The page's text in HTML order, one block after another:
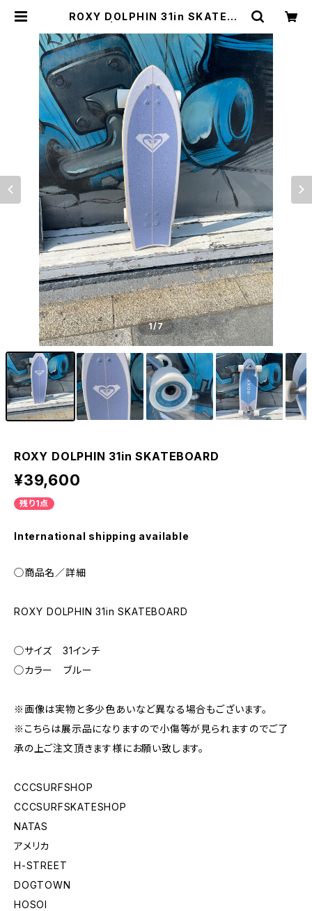
ROXY DOLPHIN 31in SKATEBO
1/7
ROXY DOLPHIN 31in SKATEBOARD
¥39,600
残り1点
International shipping available
◯商品名／詳細
ROXY DOLPHIN 31in SKATEBOARD
◯サイズ 31インチ
◯カラー ブルー
※画像は実物と多少色あいなど異なる場合もございます。
※こちらは展示品になりますので小傷等が見られますのでご了
承の上ご注文頂きます様にお願い致します。
CCCSURFSHOP
CCCSURFSKATESHOP
NATAS
アメリカ
H-STREET
DOGTOWN
HOSOI